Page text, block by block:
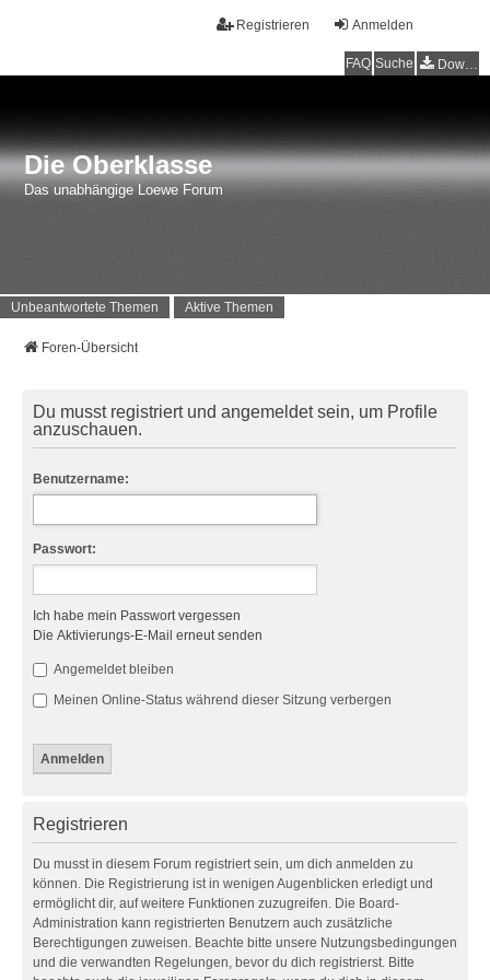
Anmelden
Registrieren
FAQ Suche Downloads
Die Oberklasse
Das unabhängige Loewe Forum
Unbeantwortete Themen Aktive Themen
Foren-Übersicht
Du musst registriert und angemeldet sein, um Profile
anzuschauen.
Benutzername:
Passwort:
Ich habe mein Passwort vergessen
Die Aktivierungs-E-Mail erneut senden
Angemeldet bleiben
Meinen Online-Status während dieser Sitzung verbergen
Registrieren
Du musst in diesem Forum registriert sein, um dich anmelden zu
können. Die Registrierung ist in wenigen Augenblicken erledigt und
ermöglicht dir, auf weitere Funktionen zuzugreifen. Die Board-
Administration kann registrierten Benutzern auch zusätzliche
Berechtigungen zuweisen. Beachte bitte unsere Nutzungsbedingungen
und die verwandten Regelungen, bevor du dich registrierst. Bitte